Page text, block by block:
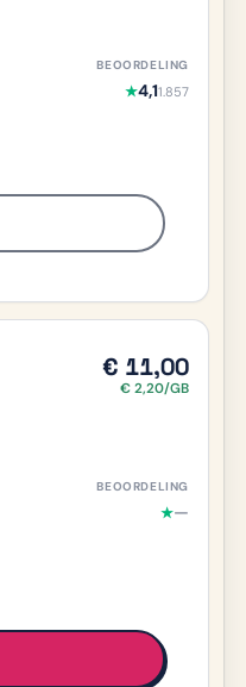
★4,11.857
€ 11,00
€ 2,20/GB
★—